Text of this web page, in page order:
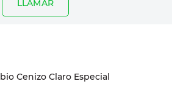
LLAMAR
Cenizo Claro Especial